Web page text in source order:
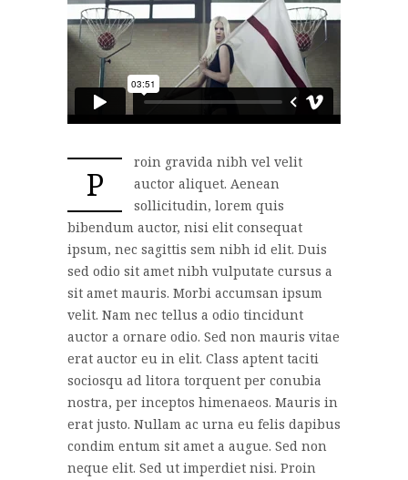
P
roin gravida nibh vel velit
auctor aliquet. Aenean
sollicitudin, lorem quis
bibendum auctor, nisi elit consequat
ipsum, nec sagittis sem nibh id elit. Duis
sed odio sit amet nibh vulputate cursus a
sit amet mauris. Morbi accumsan ipsum
velit. Nam nec tellus a odio tincidunt
auctor a ornare odio. Sed non mauris vitae
erat auctor eu in elit. Class aptent taciti
sociosqu ad litora torquent per conubia
nostra, per inceptos himenaeos. Mauris in
erat justo. Nullam ac urna eu felis dapibus
condim entum sit amet a augue. Sed non
neque elit. Sed ut imperdiet nisi. Proin